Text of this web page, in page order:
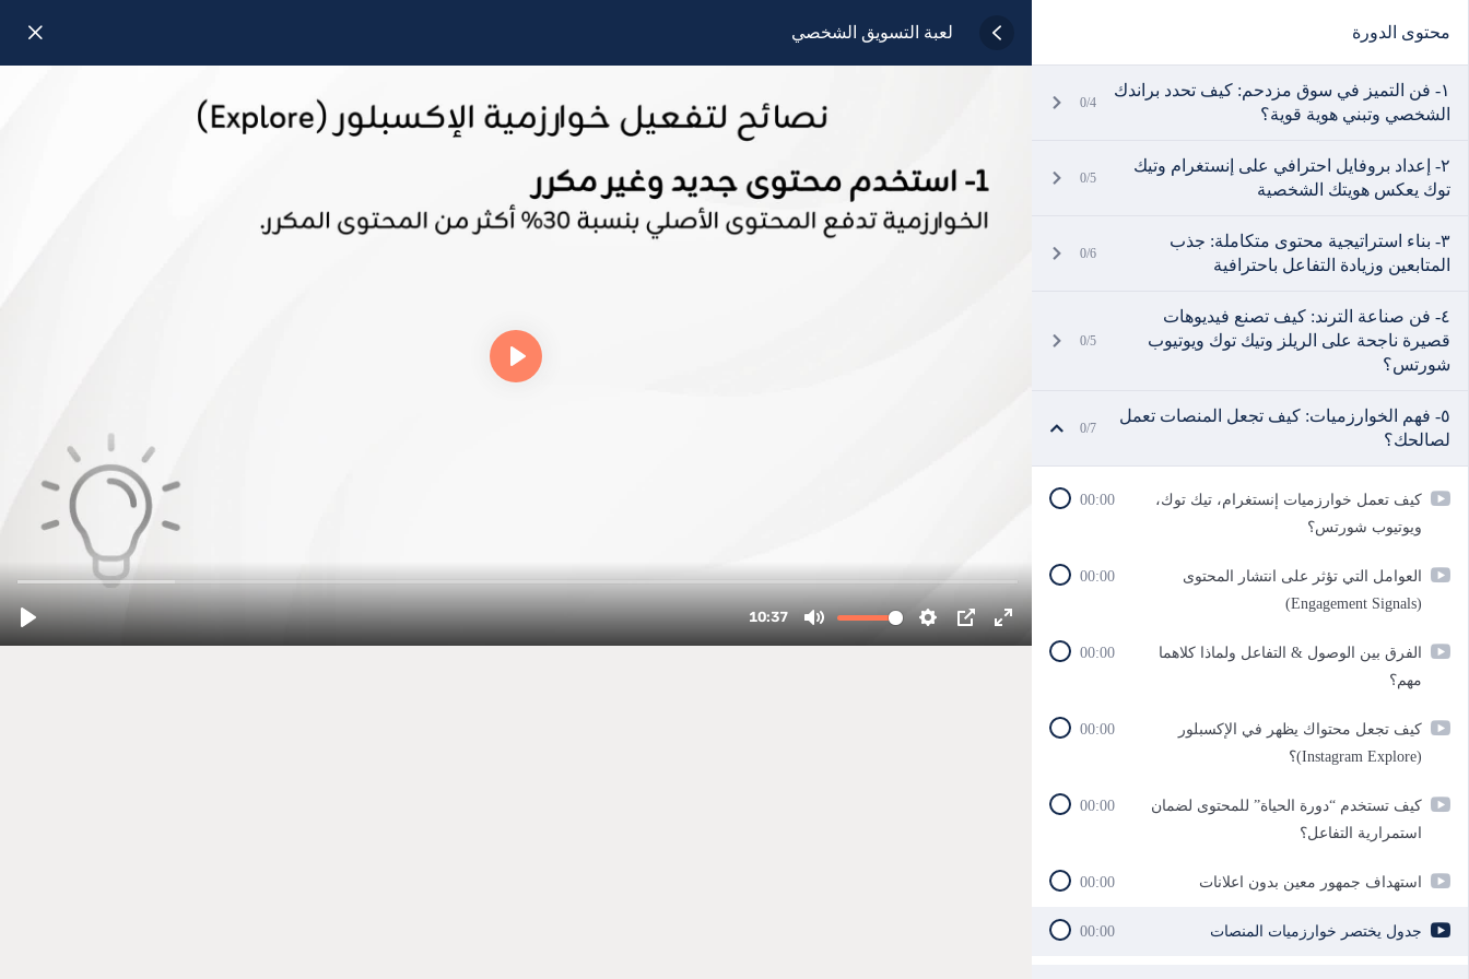
محتوى الدورة
١- فن التميز في سوق مزدحم: كيف تحدد براندك
الشخصي وتبني هوية قوية؟
0/4
٢- إعداد بروفايل احترافي على إنستغرام وتيك
توك يعكس هويتك الشخصية
0/5
٣- بناء استراتيجية محتوى متكاملة: جذب
المتابعين وزيادة التفاعل باحترافية
0/6
٤- فن صناعة الترند: كيف تصنع فيديوهات
قصيرة ناجحة على الريلز وتيك توك ويوتيوب
شورتس؟
0/5
٥- فهم الخوارزميات: كيف تجعل المنصات تعمل
لصالحك؟
0/7
كيف تعمل خوارزميات إنستغرام، تيك توك،
ويوتيوب شورتس؟
00:00
العوامل التي تؤثر على انتشار المحتوى
(Engagement Signals)
00:00
الفرق بين الوصول & التفاعل ولماذا كلاهما
مهم؟
00:00
كيف تجعل محتواك يظهر في الإكسبلور
(Instagram Explore)؟
00:00
كيف تستخدم “دورة الحياة” للمحتوى لضمان
استمرارية التفاعل؟
00:00
استهداف جمهور معين بدون اعلانات 00:00
جدول يختصر خوارزميات المنصات 00:00
لعبة التسويق الشخصي